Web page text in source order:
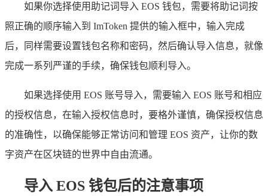
如果你选择使用助记词导入 EOS 钱包，需要将助记词按
照正确的顺序输入到 ImToken 提供的输入框中，输入完成
后，同样需要设置钱包名称和密码，然后确认导入信息，就像
完成一系列严谨的手续，确保钱包顺利导入。
如果选择使用 EOS 账号导入，需要输入 EOS 账号和相应
的授权信息，在输入授权信息时，要格外谨慎，确保授权信息
的准确性，以确保能够正常访问和管理 EOS 资产，让你的数
字资产在区块链的世界中自由流通。
导入 EOS 钱包后的注意事项